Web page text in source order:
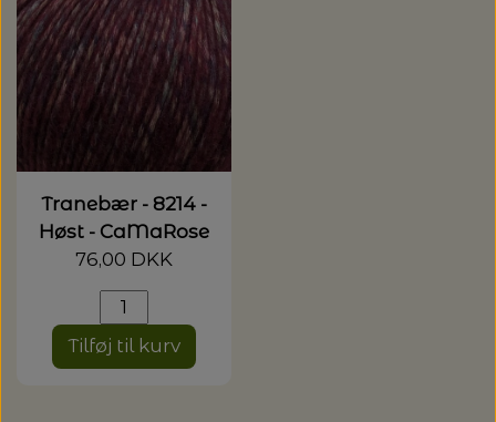
Tranebær - 8214 -
Høst - CaMaRose
76,00 DKK
Tilføj til kurv